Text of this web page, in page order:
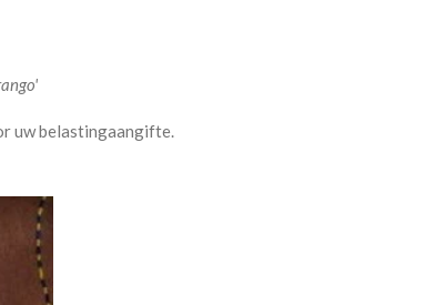
uw belastingaangifte.